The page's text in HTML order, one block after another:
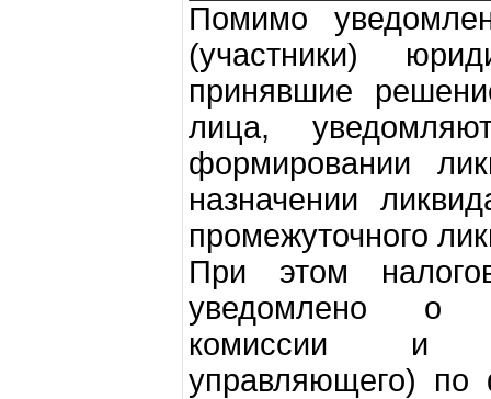
Помимо
(участники)
принявшие
лица,
формировании
назначении
промежуточного
При этом
уведомлено о
комиссии и
управляющего)